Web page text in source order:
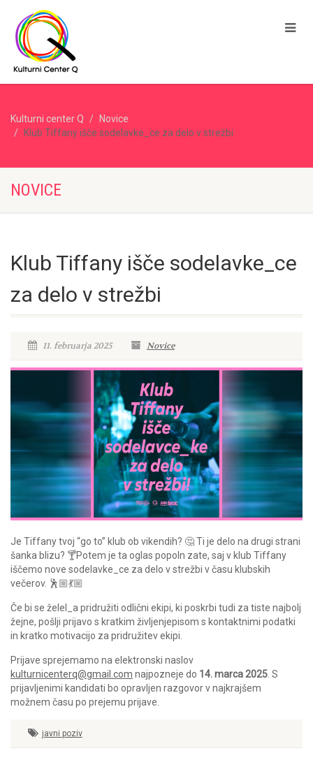
Kulturni center Q
Novice
Klub Tiffany išče sodelavke_ce za delo v strežbi
NOVICE
Klub Tiffany išče sodelavke_ce
za delo v strežbi
11. februarja 2025 Novice
Je Tiffany tvoj “go to” klub ob vikendih? 🤔 Ti je delo na drugi strani
šanka blizu? 🍸Potem je ta oglas popoln zate, saj v klub Tiffany
iščemo nove sodelavke_ce za delo v strežbi v času klubskih
večerov. 🕺🏼💃🏼
Če bi se želel_a pridružiti odlični ekipi, ki poskrbi tudi za tiste najbolj
žejne, pošlji prijavo s kratkim življenjepisom s kontaktnimi podatki
in kratko motivacijo za pridružitev ekipi.
Prijave sprejemamo na elektronski naslov
kulturnicenterq@gmail.com najpozneje do 14. marca 2025 . S
prijavljenimi kandidati bo opravljen razgovor v najkrajšem
možnem času po prejemu prijave.
javni poziv